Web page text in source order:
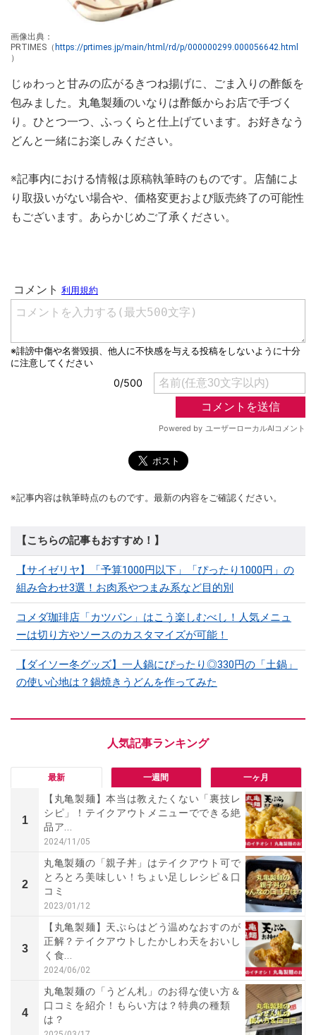
画像出典：
PRTIMES（ https://prtimes.jp/main/html/rd/p/000000299.000056642.html
）
じゅわっと甘みの広がるきつね揚げに、ごま入りの酢飯を
包みました。丸亀製麺のいなりは酢飯からお店で手づく
り。ひとつ一つ、ふっくらと仕上げています。お好きなう
どんと一緒にお楽しみください。
※記事内における情報は原稿執筆時のものです。店舗によ
り取扱いがない場合や、価格変更および販売終了の可能性
もございます。あらかじめご了承ください。
※記事内容は執筆時点のものです。最新の内容をご確認ください。
【こちらの記事もおすすめ！】
【サイゼリヤ】「予算1000円以下」「ぴったり1000円」の
組み合わせ3選！お肉系やつまみ系など目的別
コメダ珈琲店「カツパン」はこう楽しむべし！人気メニュ
ーは切り方やソースのカスタマイズが可能！
【ダイソー冬グッズ】一人鍋にぴったり◎330円の「土鍋」
の使い心地は？鍋焼きうどんを作ってみた
最新 一週間 一ヶ月
1
【丸亀製麺】本当は教えたくない「裏技レ
シピ」！テイクアウトメニューでできる絶
品ア...
2024/11/05
2
丸亀製麺の「親子丼」はテイクアウト可で
とろとろ美味しい！ちょい足しレシピ＆口
コミ
2023/01/12
3
【丸亀製麺】天ぷらはどう温めなおすのが
正解？テイクアウトしたかしわ天をおいし
く食...
2024/06/02
4
丸亀製麺の「うどん札」のお得な使い方＆
口コミを紹介！もらい方は？特典の種類
は？